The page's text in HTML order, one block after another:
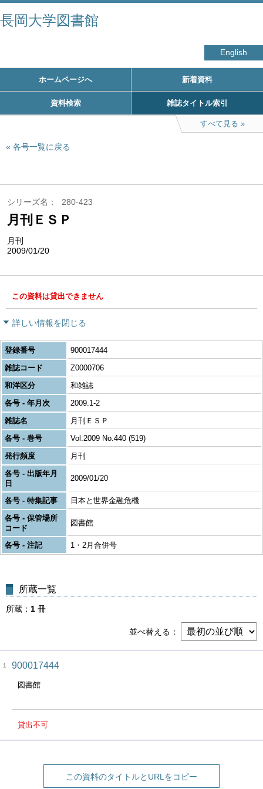
長岡大学図書館
English
ホームページへ 新着資料
資料検索 雑誌タイトル索引
すべて見る
各号一覧に戻る
シリーズ名 280-423
月刊ＥＳＰ
月刊
2009/01/20
この資料は貸出できません
詳しい情報を閉じる
登録番号
900017444
雑誌コード
Z0000706
和洋区分
和雑誌
各号 - 年月次
2009.1-2
雑誌名
月刊ＥＳＰ
各号 - 巻号
Vol.2009 No.440 (519)
発行頻度
月刊
各号 - 出版年月
日
2009/01/20
各号 - 特集記事
日本と世界金融危機
各号 - 保管場所
コード
図書館
各号 - 注記 1・2月合併号
所蔵一覧
所蔵 1 冊
並べ替える
1 900017444
図書館
貸出不可
この資料のタイトルとURLをコピー